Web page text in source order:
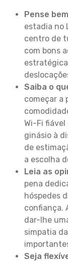
Pense
estadia no
centro de
com bons
Saiba o
começar a
Wi-Fi
ginásio à
de
a escolha
Leia as
pena
hóspedes
confiança.
dar-lhe
simpatia
Seja